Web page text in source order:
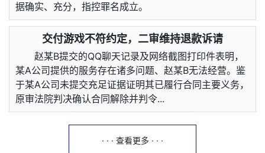
据确实、充分，指控罪名成立。
交付游戏不符约定，二审维持退款诉请
赵某B提交的QQ聊天记录及网络截图打印件表明，
某A公司提供的服务存在诸多问题、赵某B无法经营。鉴
于某A公司未提交充足证据证明其已履行合同主要义务，
原审法院判决确认合同解除并判令...
· · · 查看更多 · · ·